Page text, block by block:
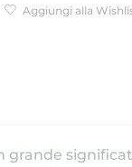
Aggiungi alla
grande